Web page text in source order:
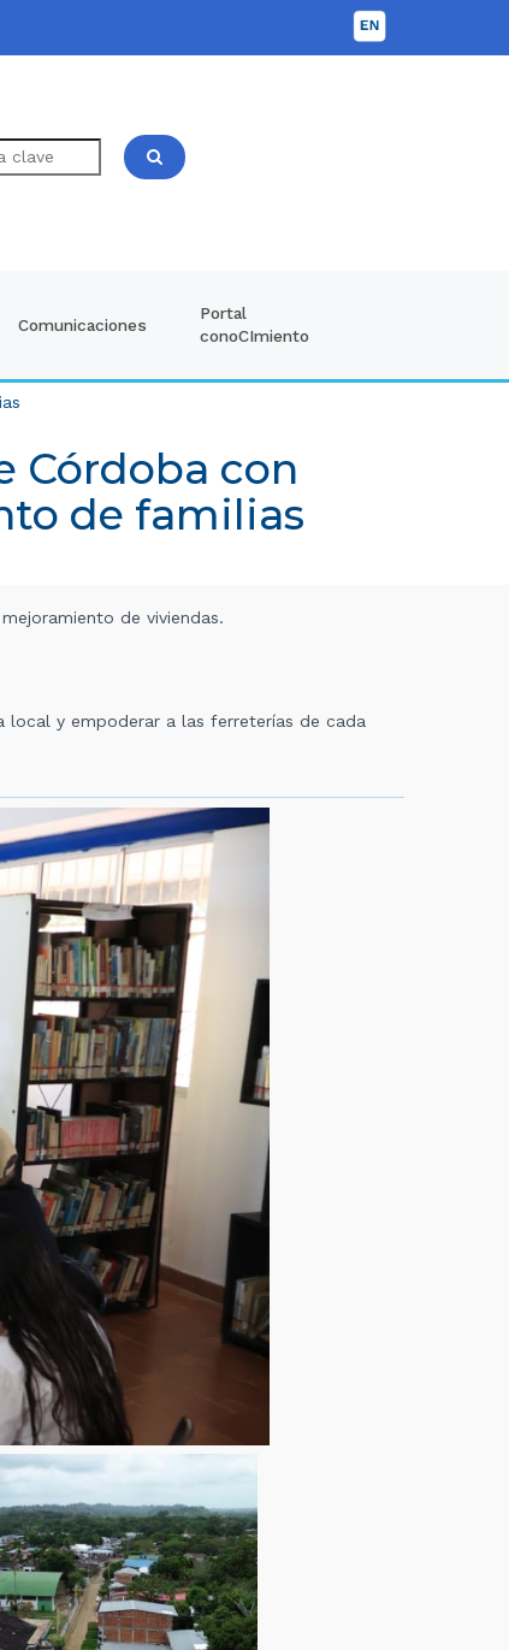
Comunicaciones
Portal
conoCImiento
Córdoba con
de familias
de viviendas.
local y empoderar a las ferreterías de cada